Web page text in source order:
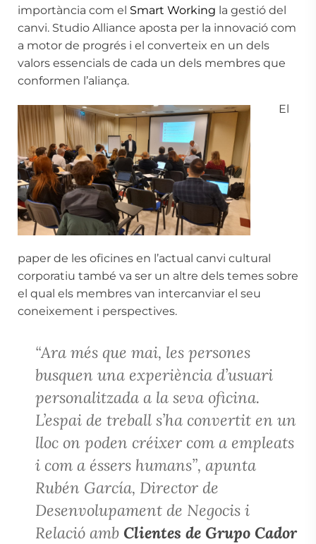
importància com el Smart Working la gestió del
canvi. Studio Alliance aposta per la innovació com
a motor de progrés i el converteix en un dels
valors essencials de cada un dels membres que
conformen l’aliança.
El
paper de les oficines en l’actual canvi cultural
corporatiu també va ser un altre dels temes sobre
el qual els membres van intercanviar el seu
coneixement i perspectives.
“Ara més que mai, les persones
busquen una experiència d’usuari
personalitzada a la seva oficina.
L’espai de treball s’ha convertit en un
lloc on poden créixer com a empleats
i com a éssers humans”, apunta
Rubén García, Director de
Desenvolupament de Negocis i
Relació amb Clientes de Grupo Cador